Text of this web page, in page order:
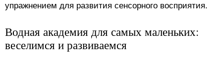
упражнением для развития сенсорного восприятия.
Водная академия для самых маленьких:
веселимся и развиваемся